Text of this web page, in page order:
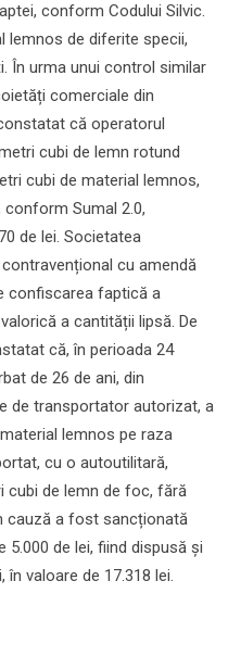
conform Codului Silvic.
lemnos de diferite specii,
În urma unui control similar
comerciale din
că operatorul
cubi de lemn rotund
cubi de material lemnos,
Sumal 2.0,
de lei. Societatea
cu amendă
confiscarea faptică a
a cantității lipsă. De
că, în perioada 24
de 26 de ani, din
de transportator autorizat, a
lemnos pe raza
cu o autoutilitară,
cubi de lemn de foc, fără
cauză a fost sancționată
de lei, fiind dispusă și
valoare de 17.318 lei.